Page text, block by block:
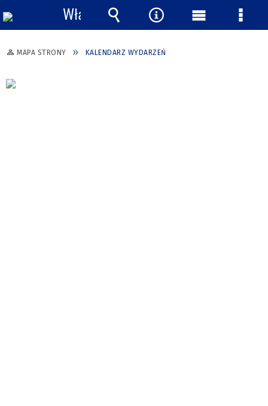
MAPA STRONY KALENDARZ WYDARZEŃ
Włącz
powiadomienia
Wyszukiwarka
Narzędzia
Menu Menu